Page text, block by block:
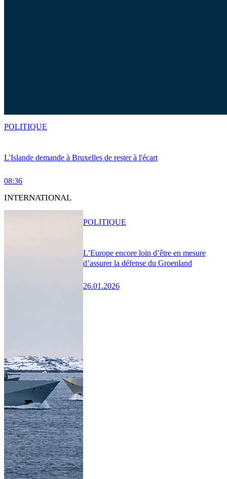
L'Islande demande à Bruxelles de rester à l'écart
08:36
POLITIQUE
INTERNATIONAL
L’Europe encore loin d’être en mesure
d’assurer la défense du Groenland
26.01.2026
POLITIQUE